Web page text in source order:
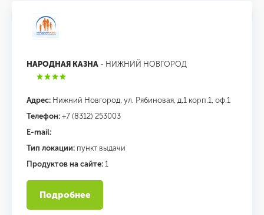
НАРОДНАЯ КАЗНА - НИЖНИЙ НОВГОРОД
Адрес: Нижний Новгород, ул. Рябиновая, д.1 корп.1, оф.1
Телефон: +7 (8312) 253003
E-mail:
Тип локации: пункт выдачи
Продуктов на сайте: 1
Подробнее